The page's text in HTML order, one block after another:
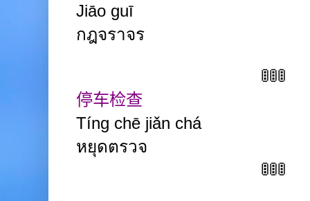
Jiāo guī
กฎจราจร
🚦🚦🚦
停车检查
Tíng chē jiǎn chá
หยุดตรวจ
🚦🚦🚦